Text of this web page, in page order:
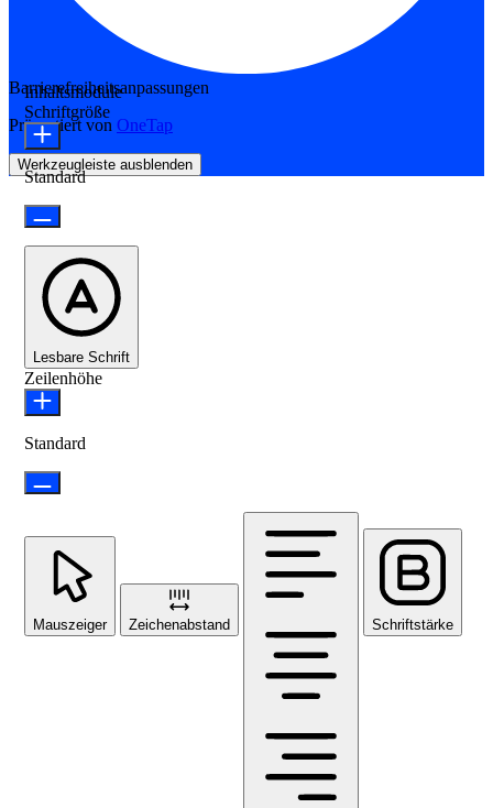
Barrierefreiheitsanpassungen
Präsentiert von OneTap
Werkzeugleiste ausblenden
Inhaltsmodule
Schriftgröße
Standard
Lesbare Schrift
Zeilenhöhe
Standard
Mauszeiger Zeichenabstand Schriftstärke